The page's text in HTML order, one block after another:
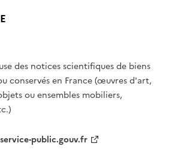
des notices scientifiques de biens
conservés en France (œuvres d'art,
ou ensembles mobiliers,
service-public.gouv.fr